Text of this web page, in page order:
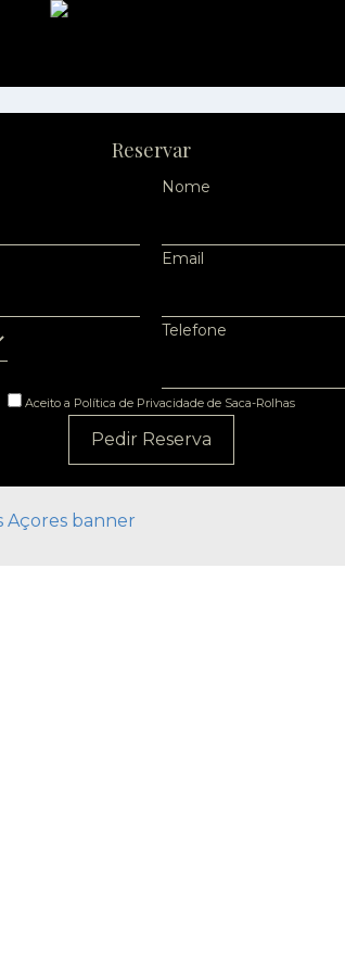
Reservar
Nome
Email
Telefone
Aceito a Política de Privacidade de Saca-Rolhas
Pedir Reserva